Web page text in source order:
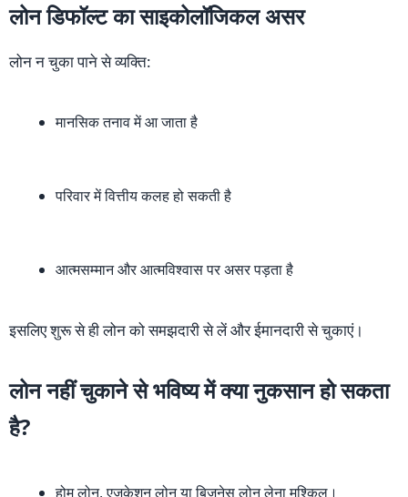
लोन डिफॉल्ट का साइकोलॉजिकल असर
लोन न चुका पाने से व्यक्ति:
मानसिक तनाव में आ जाता है
परिवार में वित्तीय कलह हो सकती है
आत्मसम्मान और आत्मविश्वास पर असर पड़ता है
इसलिए शुरू से ही लोन को समझदारी से लें और ईमानदारी से चुकाएं।
लोन नहीं चुकाने से भविष्य में क्या नुकसान हो सकता
है?
होम लोन, एजुकेशन लोन या बिजनेस लोन लेना मुश्किल।